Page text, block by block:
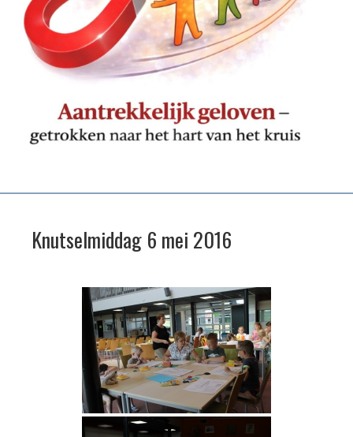
Knutselmiddag 6 mei 2016